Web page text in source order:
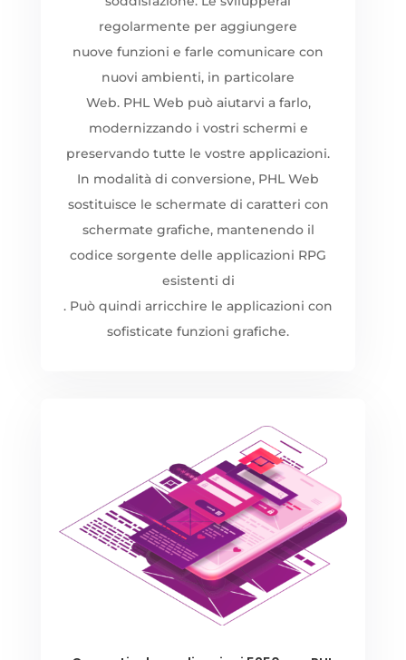
regolarmente per aggiungere
nuove funzioni e farle comunicare con
nuovi ambienti, in particolare
Web. PHL Web può aiutarvi a farlo,
modernizzando i vostri schermi e
preservando tutte le vostre applicazioni.
In modalità di conversione, PHL Web
sostituisce le schermate di caratteri con
schermate grafiche, mantenendo il
codice sorgente delle applicazioni RPG
esistenti di
. Può quindi arricchire le applicazioni con
sofisticate funzioni grafiche.